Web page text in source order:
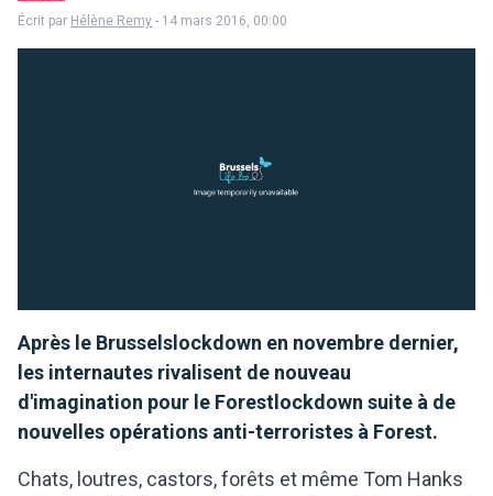
Écrit par Hélène Remy - 14 mars 2016, 00:00
Après le Brusselslockdown en novembre dernier,
les internautes rivalisent de nouveau
d'imagination pour le Forestlockdown suite à de
nouvelles opérations anti-terroristes à Forest.
Chats, loutres, castors, forêts et même Tom Hanks